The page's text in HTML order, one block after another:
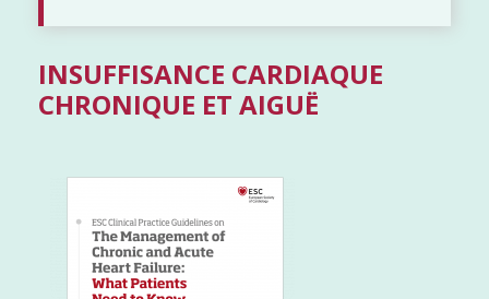
INSUFFISANCE CARDIAQUE
CHRONIQUE ET AIGUË